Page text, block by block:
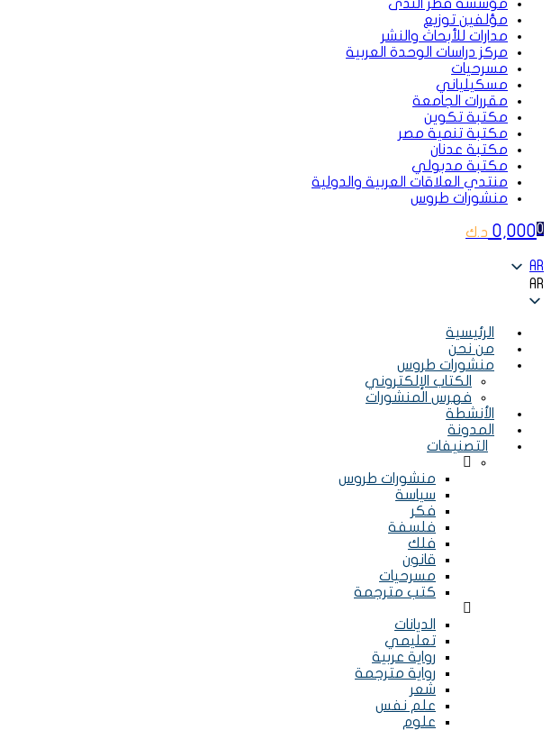
مؤسسة قطر الندى
مؤلفين توزيع
مدارات للأبحاث والنشر
مركز دراسات الوحدة العربية
مسرحيات
مسكيلياني
مقررات الجامعة
مكتبة تكوين
مكتبة تنمية مصر
مكتبة عدنان
مكتبة مدبولي
منتدي العلاقات العربية والدولية
منشورات طروس
0
0,000 د.ك
AR
AR
الرئيسية
من نحن
منشورات طروس
الكتاب الإلكتروني
فهرس المنشورات
الأنشطة
المدونة
التصنيفات
Menu
منشورات طروس
سياسة
فكر
فلسفة
فلك
قانون
مسرحيات
كتب مترجمة
Menu
الديانات
تعليمي
رواية عربية
رواية مترجمة
شعر
علم نفس
علوم